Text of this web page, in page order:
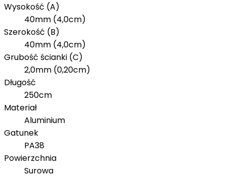
Wysokość (A)
40mm (4,0cm)
Szerokość (B)
40mm (4,0cm)
Grubość ścianki (C)
2,0mm (0,20cm)
Długość
250cm
Materiał
Aluminium
Gatunek
PA38
Powierzchnia
Surowa